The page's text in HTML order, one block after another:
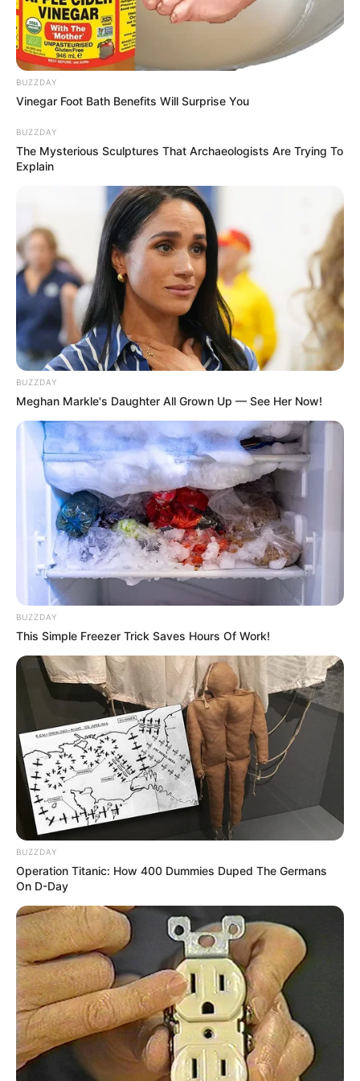
Tesher
0
fans love
VOTE
Tanggal Lahir:
19 September1995
Tempat Lahir:
Regina Saskatchewan
Umur: Profesi:
Ketika duduk di sekolah menengah, Tesher sudah terjun di dunia
musik dengan membuat beberapa remix. Tak dibiarkan saja, hasil
remix tersebu dipublikasikan lewat media sosial seperti di Youtube
dan SoundCloud.
BUZZDAY
Vinegar Foot Bath Benefits Will Surprise You
BUZZDAY
The Mysterious Sculptures That Archaeologists Are Trying To
Explain
BUZZDAY
Meghan Markle's Daughter All Grown Up — See Her Now!
BUZZDAY
This Simple Freezer Trick Saves Hours Of Work!
BUZZDAY
Operation Titanic: How 400 Dummies Duped The Germans
On D-Day